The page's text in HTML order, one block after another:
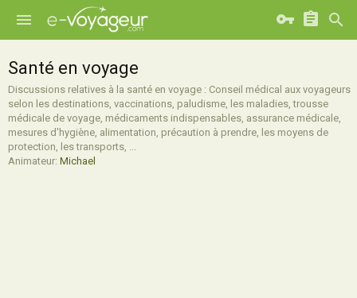
Santé en voyage
Discussions relatives à la santé en voyage : Conseil médical aux voyageurs
selon les destinations, vaccinations, paludisme, les maladies, trousse
médicale de voyage, médicaments indispensables, assurance médicale,
mesures d'hygiène, alimentation, précaution à prendre, les moyens de
protection, les transports, ...
Animateur: Michael